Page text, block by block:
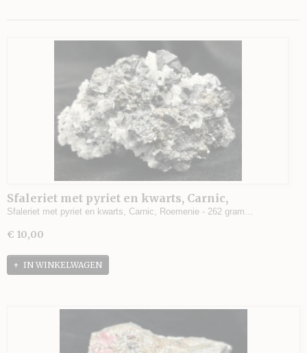
Sfaleriet met pyriet en kwarts, Carnic,
Roemenie - 262 gram - 8 x 5,5 x 4 cm.
Sfaleriet met pyriet en kwarts, Carnic, Roemenie - 262 gram…
€ 10,00
IN WINKELWAGEN